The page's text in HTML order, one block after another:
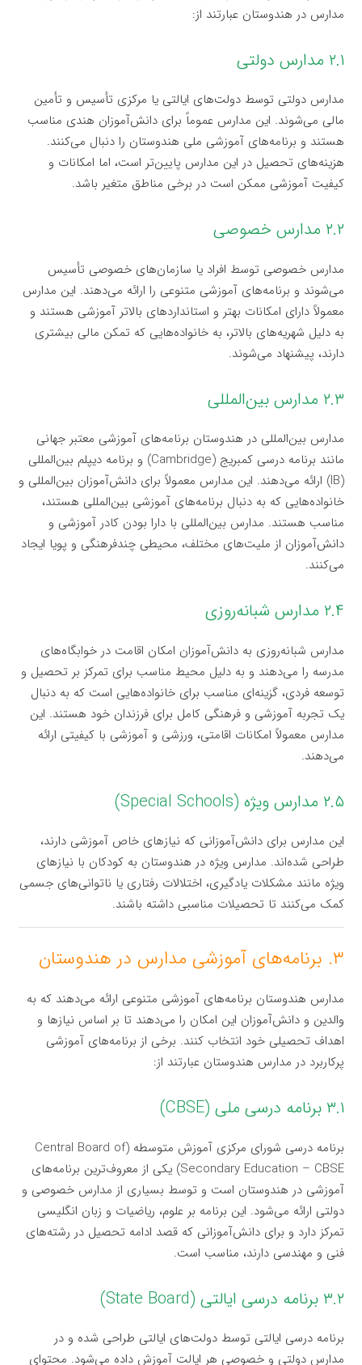
مدارس در هندوستان عبارتند از:
۲.۱ مدارس دولتی
مدارس دولتی توسط دولت‌های ایالتی یا مرکزی تأسیس و تأمین
مالی می‌شوند. این مدارس عموماً برای دانش‌آموزان هندی مناسب
هستند و برنامه‌های آموزشی ملی هندوستان را دنبال می‌کنند.
هزینه‌های تحصیل در این مدارس پایین‌تر است، اما امکانات و
کیفیت آموزشی ممکن است در برخی مناطق متغیر باشد.
۲.۲ مدارس خصوصی
مدارس خصوصی توسط افراد یا سازمان‌های خصوصی تأسیس
می‌شوند و برنامه‌های آموزشی متنوعی را ارائه می‌دهند. این مدارس
معمولاً دارای امکانات بهتر و استانداردهای بالاتر آموزشی هستند و
به دلیل شهریه‌های بالاتر، به خانواده‌هایی که تمکن مالی بیشتری
دارند، پیشنهاد می‌شوند.
۲.۳ مدارس بین‌المللی
مدارس بین‌المللی در هندوستان برنامه‌های آموزشی معتبر جهانی
مانند برنامه درسی کمبریج (Cambridge) و برنامه دیپلم بین‌المللی
(IB) ارائه می‌دهند. این مدارس معمولاً برای دانش‌آموزان بین‌المللی و
خانواده‌هایی که به دنبال برنامه‌های آموزشی بین‌المللی هستند،
مناسب هستند. مدارس بین‌المللی با دارا بودن کادر آموزشی و
دانش‌آموزان از ملیت‌های مختلف، محیطی چندفرهنگی و پویا ایجاد
می‌کنند.
۲.۴ مدارس شبانه‌روزی
مدارس شبانه‌روزی به دانش‌آموزان امکان اقامت در خوابگاه‌های
مدرسه را می‌دهند و به دلیل محیط مناسب برای تمرکز بر تحصیل و
توسعه فردی، گزینه‌ای مناسب برای خانواده‌هایی است که به دنبال
یک تجربه آموزشی و فرهنگی کامل برای فرزندان خود هستند. این
مدارس معمولاً امکانات اقامتی، ورزشی و آموزشی با کیفیتی ارائه
می‌دهند.
۲.۵ مدارس ویژه (Special Schools)
این مدارس برای دانش‌آموزانی که نیازهای خاص آموزشی دارند،
طراحی شده‌اند. مدارس ویژه در هندوستان به کودکان با نیازهای
ویژه مانند مشکلات یادگیری، اختلالات رفتاری یا ناتوانی‌های جسمی
کمک می‌کنند تا تحصیلات مناسبی داشته باشند.
۳. برنامه‌های آموزشی مدارس در هندوستان
مدارس هندوستان برنامه‌های آموزشی متنوعی ارائه می‌دهند که به
والدین و دانش‌آموزان این امکان را می‌دهند تا بر اساس نیازها و
اهداف تحصیلی خود انتخاب کنند. برخی از برنامه‌های آموزشی
پرکاربرد در مدارس هندوستان عبارتند از:
۳.۱ برنامه درسی ملی (CBSE)
برنامه درسی شورای مرکزی آموزش متوسطه (Central Board of
Secondary Education – CBSE) یکی از معروف‌ترین برنامه‌های
آموزشی در هندوستان است و توسط بسیاری از مدارس خصوصی و
دولتی ارائه می‌شود. این برنامه بر علوم، ریاضیات و زبان انگلیسی
تمرکز دارد و برای دانش‌آموزانی که قصد ادامه تحصیل در رشته‌های
فنی و مهندسی دارند، مناسب است.
۳.۲ برنامه درسی ایالتی (State Board)
برنامه درسی ایالتی توسط دولت‌های ایالتی طراحی شده و در
مدارس دولتی و خصوصی هر ایالت آموزش داده می‌شود. محتوای